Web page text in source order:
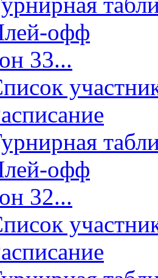
офф
33...
офф
32...